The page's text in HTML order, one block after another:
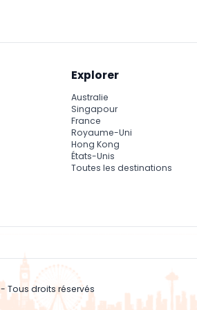
Explorer
Australie
Singapour
France
Royaume-Uni
Hong Kong
États-Unis
Toutes les destinations
- Tous droits réservés